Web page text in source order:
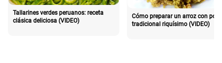
Tallarines verdes peruanos: receta
clásica deliciosa (VIDEO)
Cómo preparar un arroz con pollo
tradicional riquísimo (VIDEO)